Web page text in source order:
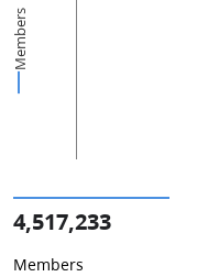
Members
4,517,233
Members